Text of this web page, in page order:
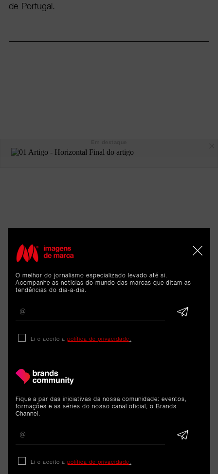
de Portugal.
ARTIGOS
RELACIONADOS
Reportagem
Tally: O futuro da
8 de junho de 2026
O melhor do jornalismo especializado levado até si.
Acompanhe as notícias do mundo das marcas que ditam as
tendências do dia-a-dia.
Li e aceito a política de privacidade.
Fique a par das iniciativas da nossa comunidade: eventos,
formações e as séries do nosso canal oficial, o Brands
Channel.
Li e aceito a política de privacidade.